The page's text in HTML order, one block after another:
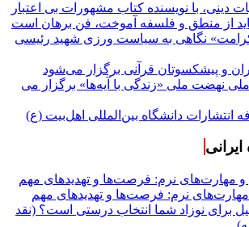
دینی، با نویسنده کتاب مشهورات بی اعتبار
از منطق و فلسفه آموخت، فن برهان است
نگاهی به سیاست ورزی شهید رئیسی
و پیشکسوتان قرآنی برگزار می‌شود
نهضت ملی «زندگی با آیه‌ها» برگزار می
انتشارات دانشگاه بین‌المللی اهل‌بیت (ع)
مهارت‌های نرم: فرصت‌ها و تهدیدهای مهم